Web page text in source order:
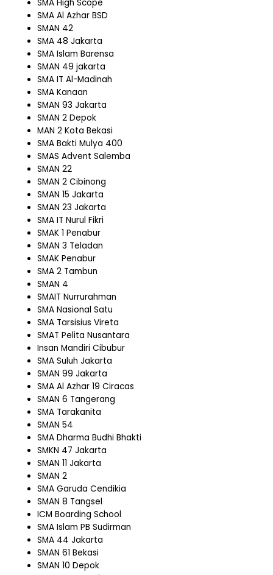
SMA High Scope
SMA Al Azhar BSD
SMAN 42
SMA 48 Jakarta
SMA Islam Barensa
SMAN 49 jakarta
SMA IT Al-Madinah
SMA Kanaan
SMAN 93 Jakarta
SMAN 2 Depok
MAN 2 Kota Bekasi
SMA Bakti Mulya 400
SMAS Advent Salemba
SMAN 22
SMAN 2 Cibinong
SMAN 15 Jakarta
SMAN 23 Jakarta
SMA IT Nurul Fikri
SMAK 1 Penabur
SMAN 3 Teladan
SMAK Penabur
SMA 2 Tambun
SMAN 4
SMAIT Nurrurahman
SMA Nasional Satu
SMA Tarsisius Vireta
SMAT Pelita Nusantara
Insan Mandiri Cibubur
SMA Suluh Jakarta
SMAN 99 Jakarta
SMA Al Azhar 19 Ciracas
SMAN 6 Tangerang
SMA Tarakanita
SMAN 54
SMA Dharma Budhi Bhakti
SMKN 47 Jakarta
SMAN 11 Jakarta
SMAN 2
SMA Garuda Cendikia
SMAN 8 Tangsel
ICM Boarding School
SMA Islam PB Sudirman
SMA 44 Jakarta
SMAN 61 Bekasi
SMAN 10 Depok